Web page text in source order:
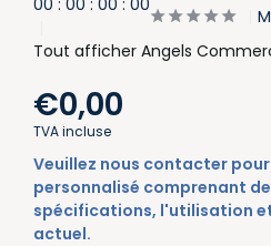
00 : 00 : 00 : 00
Tout afficher Angels
€0,00
TVA incluse
Veuillez nous contacter
personnalisé comprenant
spécifications, l'utilisation
actuel.